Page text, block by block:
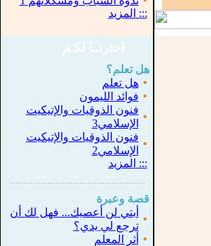
::: المزيد
اخترنــا لكـم
هل تعلم؟
▪ هل تعلم
▪ فوائد الليمون
▪
فنون الذوقيات والإتيكيت
الإسلامي3
▪
فنون الذوقيات والإتيكيت
الإسلامي2
::: المزيد
قصة وعبرة
▪
أبتي لن أعصيك... فهل لك أن
ترجع لي يدي؟
▪ أثر المعلم